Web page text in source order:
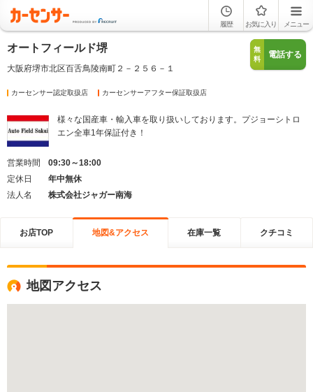
履歴 お気に入り メニュー
オートフィールド堺
大阪府堺市北区百舌鳥陵南町２－２５６－１
無
料
電話する
カーセンサー認定取扱店 カーセンサーアフター保証取扱店
様々な国産車・輸入車を取り扱いしております。プジョーシトロ
エン全車1年保証付き！
営業時間
09:30～18:00
定休日
年中無休
法人名
株式会社ジャガー南海
お店TOP 地図&アクセス 在庫一覧 クチコミ
地図アクセス